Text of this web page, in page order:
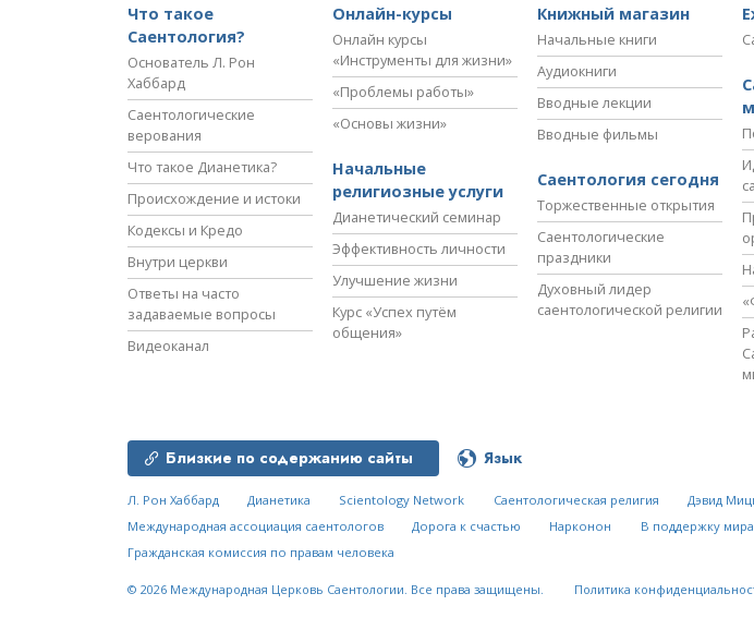
Что такое
Саентология?
Основатель Л. Рон
Хаббард
Саентологические
верования
Что такое Дианетика?
Происхождение и истоки
Кодексы и Кредо
Внутри церкви
Ответы на часто
задаваемые вопросы
Видеоканал
Онлайн-курсы
Онлайн курсы
«Инструменты для жизни»
«Проблемы работы»
«Основы жизни»
Начальные
религиозные услуги
Дианетический семинар
Эффективность личности
Улучшение жизни
Курс «Успех путём
общения»
Книжный магазин
Начальные книги
Аудиокниги
Вводные лекции
Вводные фильмы
Саентология сегодня
Торжественные открытия
Саентологические
праздники
Духовный лидер
саентологической религии
Близкие по содержанию сайты Язык
Л. Рон Хаббард Дианетика Scientology Network Саентологическая религия Дэвид
Международная ассоциация саентологов
Дорога к счастью Нарконон В поддержку
Гражданская комиссия по правам человека
© 2026 Международная Церковь Саентологии. Все права защищены. Политика